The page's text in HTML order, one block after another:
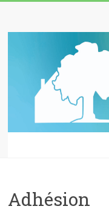
content
ASEVE
GARCHES
Adhésion